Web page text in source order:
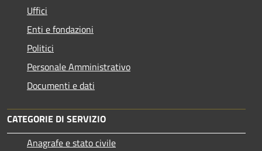
Uffici
Enti e fondazioni
Politici
Personale Amministrativo
Documenti e dati
CATEGORIE DI SERVIZIO
Anagrafe e stato civile